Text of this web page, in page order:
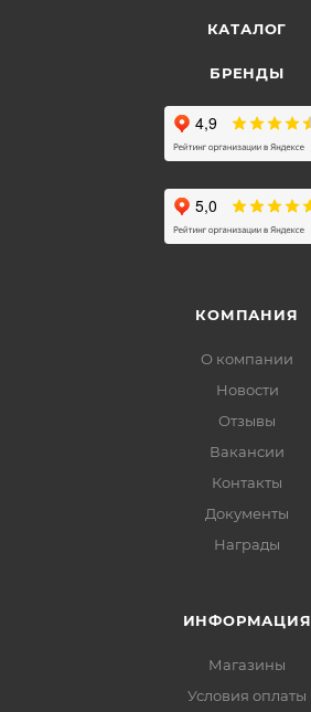
КАТАЛОГ
БРЕНДЫ
КОМПАНИЯ
О компании
Новости
Отзывы
Вакансии
Контакты
Документы
Награды
ИНФОРМАЦИЯ
Магазины
Условия оплаты